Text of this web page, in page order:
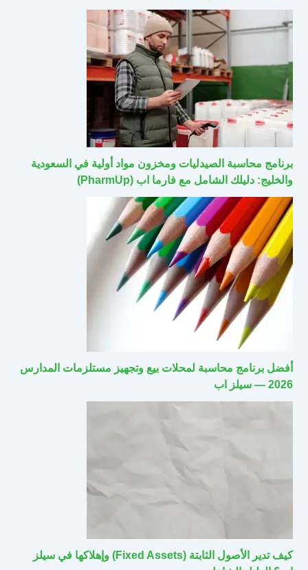
برنامج محاسبة الصيدليات ومخزون مواد أولية في السعودية
والخليج: دليلك الشامل مع فارما اب (PharmUp)
أفضل برنامج محاسبة لمحلات بيع وتجهيز مستلزمات المدارس
2026 — سيلز اب
كيف تدير الأصول الثابتة (Fixed Assets) وإهلاكها في سيلز